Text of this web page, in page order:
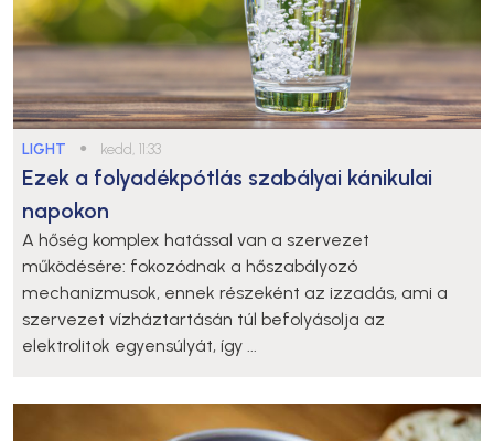
LIGHT ● kedd, 11:33
Ezek a folyadékpótlás szabályai kánikulai
napokon
A hőség komplex hatással van a szervezet
működésére: fokozódnak a hőszabályozó
mechanizmusok, ennek részeként az izzadás, ami a
szervezet vízháztartásán túl befolyásolja az
elektrolitok egyensúlyát, így ...